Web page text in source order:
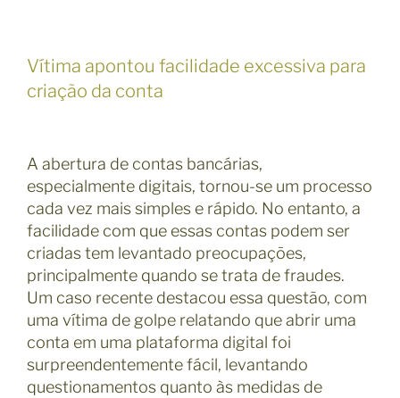
Vítima apontou facilidade excessiva para
criação da conta
A abertura de contas bancárias,
especialmente digitais, tornou-se um processo
cada vez mais simples e rápido. No entanto, a
facilidade com que essas contas podem ser
criadas tem levantado preocupações,
principalmente quando se trata de fraudes.
Um caso recente destacou essa questão, com
uma vítima de golpe relatando que abrir uma
conta em uma plataforma digital foi
surpreendentemente fácil, levantando
questionamentos quanto às medidas de